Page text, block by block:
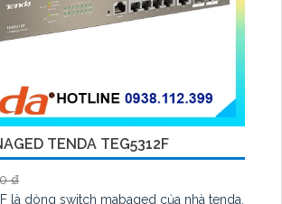
TENDA TEG5312F
₫
là dòng switch mabaged của nhà tenda,